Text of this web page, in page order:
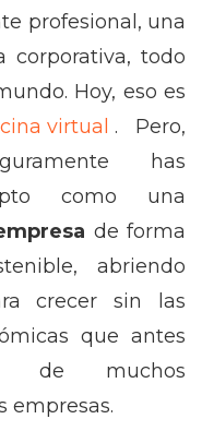
profesional, una
corporativa, todo
Hoy, eso es
virtual . Pero,
has
como una
de forma
abriendo
crecer sin las
que antes
de muchos
empresas.